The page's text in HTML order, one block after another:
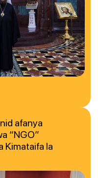
afanya
“NGO”
Kimataifa la